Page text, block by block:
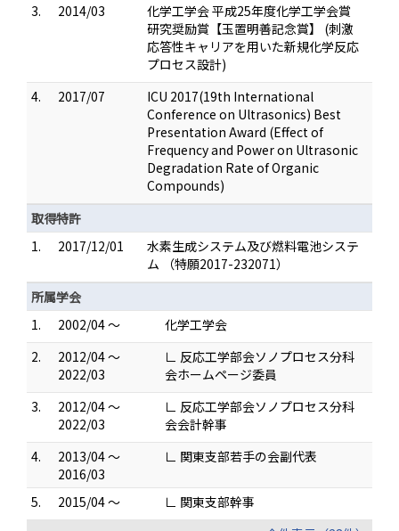
3.
2014/03
化学工学会 平成25年度化学工学会賞
研究奨励賞【玉置明善記念賞】 (刺激
応答性キャリアを用いた新規化学反応
プロセス設計)
4.
2017/07
ICU 2017(19th International
Conference on Ultrasonics) Best
Presentation Award (Effect of
Frequency and Power on Ultrasonic
Degradation Rate of Organic
Compounds)
取得特許
1.
2017/12/01
水素生成システム及び燃料電池システ
ム （特願2017-232071）
所属学会
1.
2002/04 ～
化学工学会
2.
2012/04 ～
2022/03
∟ 反応工学部会ソノプロセス分科
会ホームページ委員
3.
2012/04 ～
2022/03
∟ 反応工学部会ソノプロセス分科
会会計幹事
4.
2013/04 ～
2016/03
∟ 関東支部若手の会副代表
5. 2015/04 ～
∟ 関東支部幹事